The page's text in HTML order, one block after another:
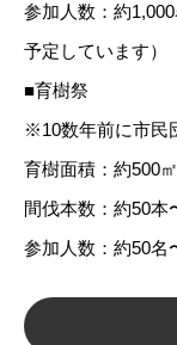
参加人数：約
予定しています）
■育樹祭
※10数年前に市民
育樹面積：約500㎡
間伐本数：約50本
参加人数：約50名